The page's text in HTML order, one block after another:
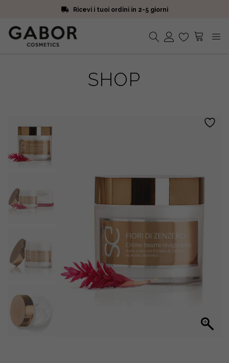
Ricevi i tuoi ordini in 2-5 giorni
Iscriviti alla Newsletter. 15% di sconto e spedizione gratuita
Ricevi i tuoi ordini in 2-5 giorni
SHOP